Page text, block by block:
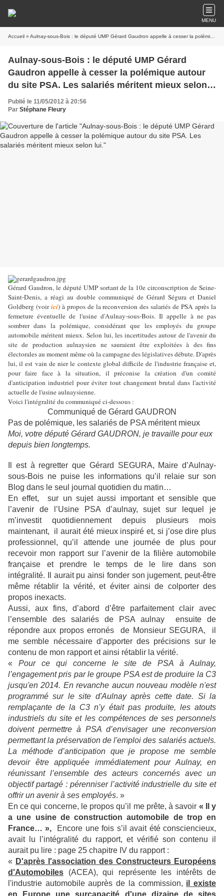
MENU
Accueil » Aulnay-sous-Bois : le député UMP Gérard Gaudron appelle à cesser la polémique autour du site PSA. Les salariés méritent mieux selon lui.
Aulnay-sous-Bois : le député UMP Gérard
Gaudron appelle à cesser la polémique autour
du site PSA. Les salariés méritent mieux selon
lui.
Publié le 11/05/2012 à 20:56
Par Stéphane Fleury
Gérard Gaudron, le député UMP sortant de la 10e circonscription de Seine-
Saint-Denis, a réagi au double communiqué de Gérard Ségura et Daniel
Goldberg (voirici) à propos de la reconversion des salariés de PSA après la
fermeture éventuelle de l'usine d'Aulnay-sous-Bois. Il appelle à ne pas
sombrer dans la polémique, considérant que les employés du groupe
automobile méritent mieux. Selon lui, les incertitudes autour de l'avenir du
site de production aulnaysien ne sauraient être exploitées à des fins
électorales au moment même où la campagne des législatives débute. D'après
lui, il est vain de nier le contexte global difficile de l'industrie française et,
pour faire face à la situation, il préconise la création d'un comité
d'anticipation industriel pour éviter tout changement brutal dans l'activité
actuelle de l'usine aulnaysienne.
Voici l'intégralité du communiqué ci-dessous :
Communiqué de Gérard GAUDRON
Pas de polémique, les salariés de PSA méritent mieux
Moi, votre député Gérard GAUDRON, je travaille pour eux
depuis bien longtemps.
Il est à regretter que Gérard SEGURA, Maire d’Aulnay-
sous-Bois ne puise les informations qu’il relaie sur son
Blog dans le seul journal quotidien du matin…
En effet, sur un sujet aussi important et sensible que
l’avenir de l’Usine PSA d’aulnay, sujet sur lequel je
m’investit quotidiennement depuis plusieurs mois
maintenant, il aurait été mieux inspiré et, si j’ose dire plus
professionnel, qu’il attende une journée de plus pour
recevoir mon rapport sur l’avenir de la filière automobile
française et prendre le temps de le lire dans son
intégralité. Il aurait pu ainsi fonder son jugement, peut-être
même rétablir la vérité, et éviter ainsi de colporter des
propos inexacts.
Aussi, aux fins, d’abord d’être parfaitement clair avec
l’ensemble des salariés de PSA aulnay ensuite de
répondre aux propos erronés de Monsieur SEGURA, il
me semble nécessaire d’apporter des précisions sur le
contenu de mon rapport et ainsi rétablir la vérité.
« Pour ce qui concerne le site de PSA à Aulnay,
l’engagement pris par le groupe PSA est de produire la C3
jusqu'en 2014. En revanche aucun nouveau modèle n'est
programmé sur le site d'Aulnay après cette date. Si la
remplaçante de la C3 n’y était pas produite, les atouts
industriels du site et les compétences de ses personnels
doivent permettre à PSA d’envisager une reconversion
permettant la préservation de l'emploi des salariés actuels.
La méthode d’anticipation que je propose me semble
devoir être appliquée immédiatement pour Aulnay, en
réunissant l’ensemble des acteurs concernés avec un
objectif partagé : pérenniser l’activité industrielle du site et
offrir un avenir à ses employés. »
En ce qui concerne, le propos qu’il me prête, à savoir « Il y
a une usine de construction automobile de trop en
France… », Encore une fois s’il avait été consciencieux,
avait lu l’intégralité du rapport, et vérifié son contenu il
aurait pu lire : page 25 chapitre IV du rapport :
« D'après l'association des Constructeurs Européens
d'Automobiles (ACEA), qui représente les intérêts de
l'industrie automobile auprès de la commission, il existe